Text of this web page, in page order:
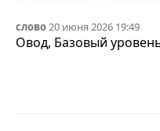
слово20 июня 2026 19:49
Овод, Базовый